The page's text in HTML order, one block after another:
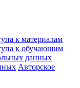
к материалам
к обучающим
данных
Авторское